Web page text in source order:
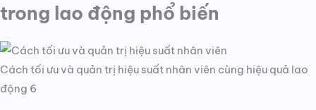
trong lao động phổ biến
Cách tối ưu và quản trị hiệu suất nhân viên cùng hiệu quả lao
động 6